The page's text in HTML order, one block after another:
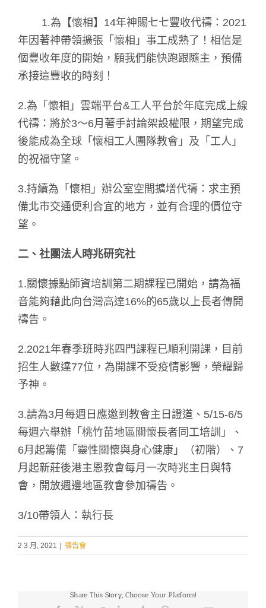
1.為【懷相】14年神賜七七豐收代禱：2021
年因著神帶領擴張「懷相」事工成熟了！相信是
個豐收年度的開始，願我們能快跑跟隨主，預備
承接這豐收的時刻！
2.為「懷相」雲端平台&工人平台於年底完成上線
代禱：將於3～6月著手討論架設權限，期望完成
後能成為全球「懷相工人團隊教會」及「工人」
的祝福守望。
3.持續為「懷相」辦公室空間擴增代禱：求主預
備北市交通便利合宜的地方，並有合理的價位守
望。
二、社團法人時兆研究社
1.關懷據點師資培訓第二期課程已開始，請為福
音能夠藉此向台灣高達16%的65歲以上長者傳開
禱告。
2.2021年春季班時兆四門課程已順利開課，目前
招生人數達77位，為開課不受疫情影響，榮耀歸
予神。
3.請為3月每週日應邀到教會主日證道、5/15-6/5
每週六舉辦「桃竹苗地區關懷長者同工培訓」、
6月起籌備「靈性關懷與身心健康」（初階）、7
月起新莊後港主恩教會每月一次時兆主日與特
會，開放週邊地區教會參加禱告。
3/10帶領人：執行長
2 3 月, 2021 禱告會
Share This Story, Choose Your Platform!